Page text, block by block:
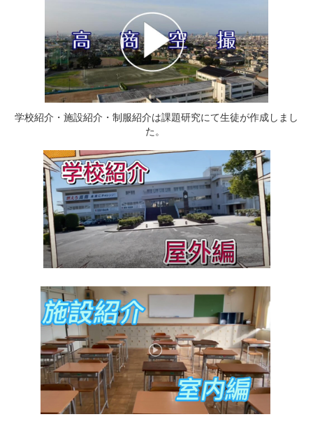
学校紹介・施設紹介・制服紹介は課題研究にて生徒が作成しまし
た。